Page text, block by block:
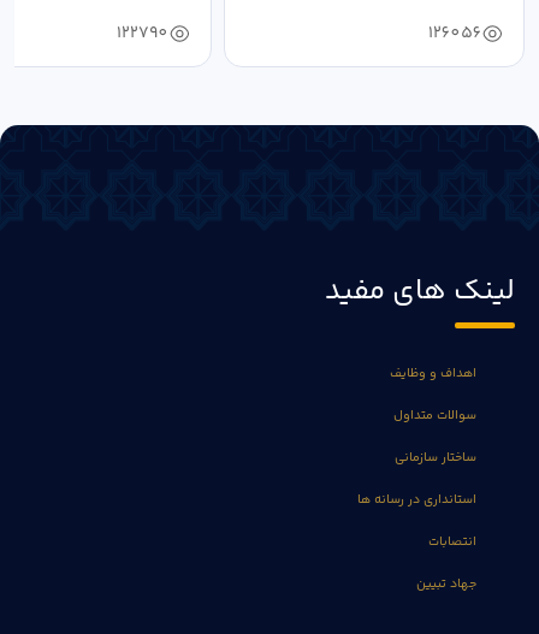
126056
122790
لینک های مفید
اهداف و وظایف
سوالات متداول
ساختار سازمانی
استانداری در رسانه ها
انتصابات
جهاد تبیین